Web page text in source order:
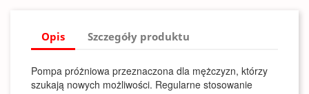
Opis Szczegóły produktu
Pompa próżniowa przeznaczona dla mężczyzn, którzy
szukają nowych możliwości. Regularne stosowanie